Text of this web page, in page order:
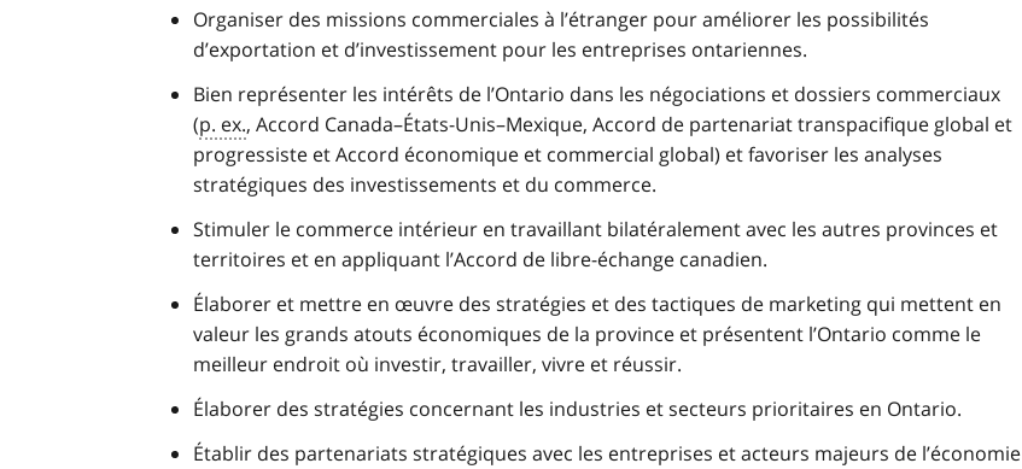
Organiser des missions commerciales à l’étranger pour améliorer les possibilités
d’exportation et d’investissement pour les entreprises ontariennes.
Bien représenter les intérêts de l’Ontario dans les négociations et dossiers commerciaux
(p. ex., Accord Canada–États-Unis–Mexique, Accord de partenariat transpacifique global et
progressiste et Accord économique et commercial global) et favoriser les analyses
stratégiques des investissements et du commerce.
Stimuler le commerce intérieur en travaillant bilatéralement avec les autres provinces et
territoires et en appliquant l’Accord de libre-échange canadien.
Élaborer et mettre en œuvre des stratégies et des tactiques de marketing qui mettent en
valeur les grands atouts économiques de la province et présentent l’Ontario comme le
meilleur endroit où investir, travailler, vivre et réussir.
Élaborer des stratégies concernant les industries et secteurs prioritaires en Ontario.
Établir des partenariats stratégiques avec les entreprises et acteurs majeurs de l’économie